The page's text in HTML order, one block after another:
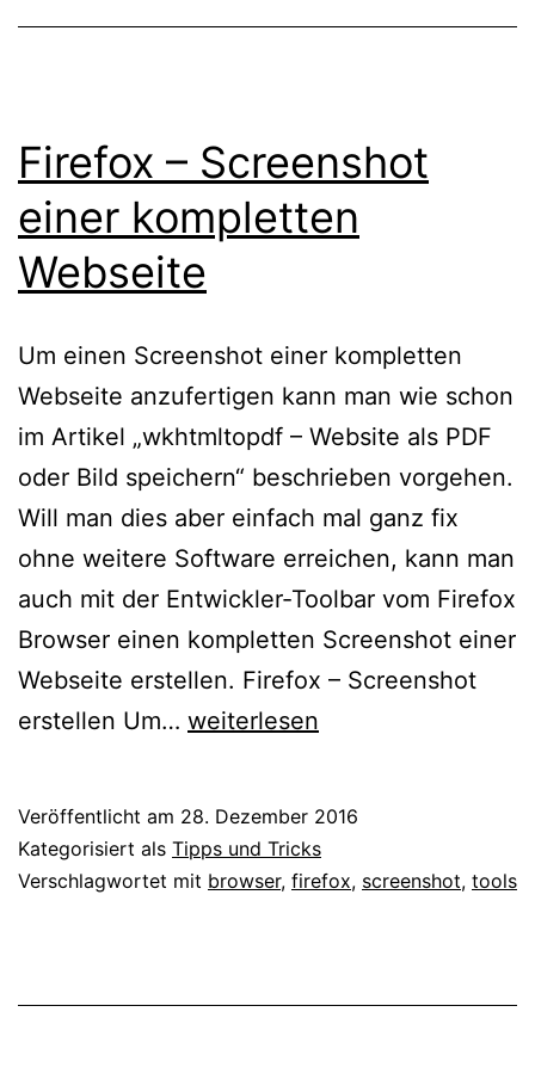
Firefox – Screenshot
einer kompletten
Webseite
Um einen Screenshot einer kompletten
Webseite anzufertigen kann man wie schon
im Artikel „wkhtmltopdf – Website als PDF
oder Bild speichern“ beschrieben vorgehen.
Will man dies aber einfach mal ganz fix
ohne weitere Software erreichen, kann man
auch mit der Entwickler-Toolbar vom Firefox
Browser einen kompletten Screenshot einer
Webseite erstellen. Firefox – Screenshot
erstellen Um… Firefox
einer
kompletten
weiterlesen
Veröffentlicht am 28. Dezember 2016
Kategorisiert als Tipps und Tricks
Verschlagwortet mit browser, firefox, screenshot, tools